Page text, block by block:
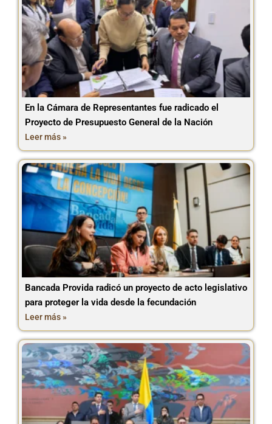
En la Cámara de Representantes fue radicado el
Proyecto de Presupuesto General de la Nación
Leer más »
Bancada Provida radicó un proyecto de acto legislativo
para proteger la vida desde la fecundación
Leer más »